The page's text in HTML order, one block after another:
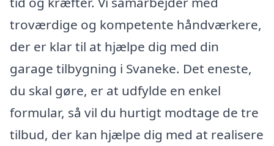
troværdige og kompetente håndværkere,
der er klar til at hjælpe dig med din
garage tilbygning i Svaneke. Det eneste,
du skal gøre, er at udfylde en enkel
formular, så vil du hurtigt modtage de tre
tilbud, der kan hjælpe dig med at realisere